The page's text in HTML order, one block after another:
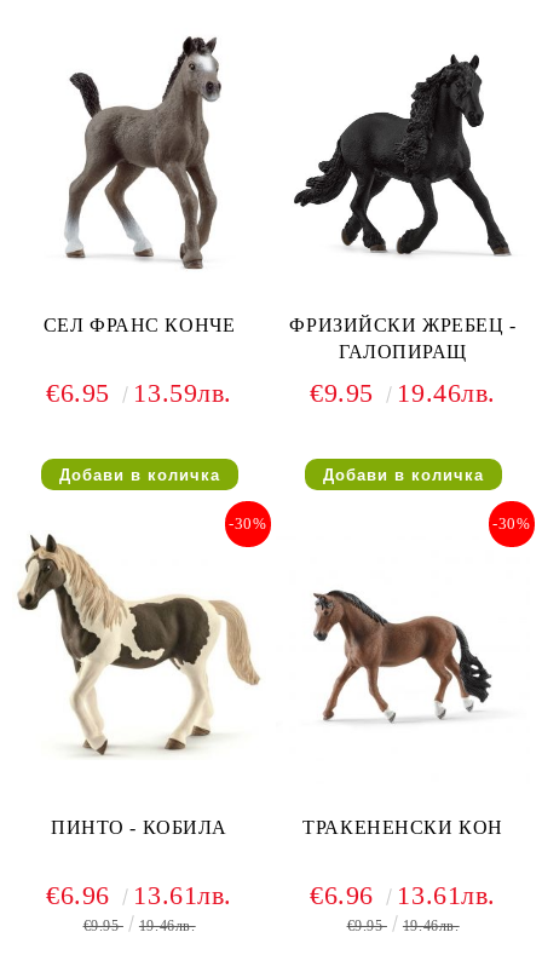
СЕЛ ФРАНС КОНЧЕ
€6.95 13.59лв.
ФРИЗИЙСКИ ЖРЕБЕЦ -
ГАЛОПИРАЩ
€9.95 19.46лв.
ПИНТО - КОБИЛА
-30%
€6.96 13.61лв.
€9.95 19.46лв.
ТРАКЕНЕНСКИ КОН
-30%
€6.96 13.61лв.
€9.95 19.46лв.